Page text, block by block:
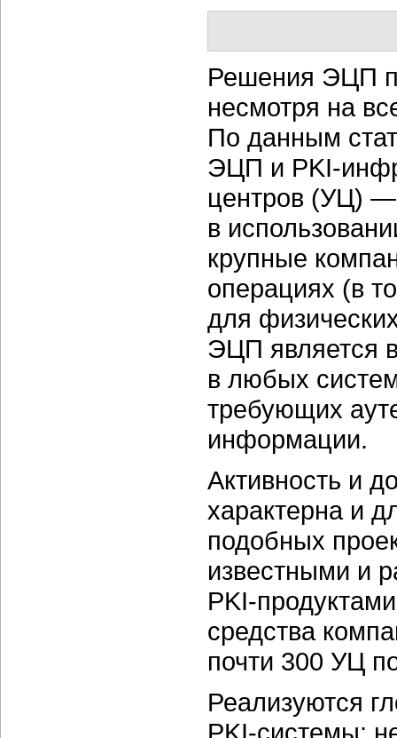
Решения ЭЦП
несмотря на
По данным
ЭЦП и PKI-
центров (УЦ) —
в
крупные
операциях (в
для
ЭЦП является
в любых
требующих
информации.
Активность и
характерна и
подобных
известными и
PKI-продуктами
средства
почти 300 УЦ
Реализуются